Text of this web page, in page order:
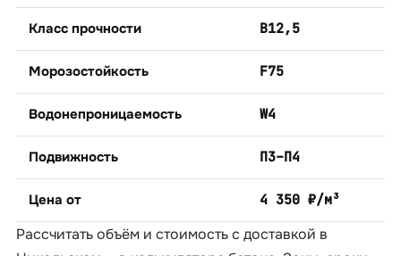
Класс прочности B12,5
Морозостойкость F75
Водонепроницаемость W4
Подвижность П3–П4
Цена от 4 350 ₽/м³
Рассчитать объём и стоимость с доставкой в